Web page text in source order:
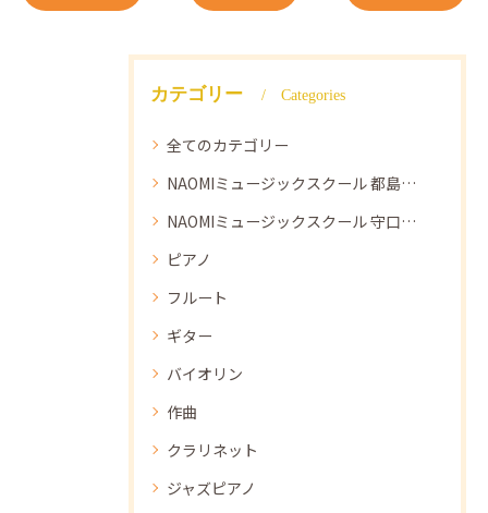
カテゴリー Categories
全てのカテゴリー
NAOMIミュージックスクール 都島教室
NAOMIミュージックスクール 守口教室
ピアノ
フルート
ギター
バイオリン
作曲
クラリネット
ジャズピアノ